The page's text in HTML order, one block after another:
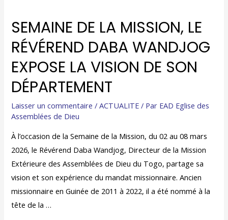
SEMAINE DE LA MISSION, LE
RÉVÉREND DABA WANDJOG
EXPOSE LA VISION DE SON
DÉPARTEMENT
Laisser un commentaire /ACTUALITE / Par EAD Eglise des
Assemblées de Dieu
À l’occasion de la Semaine de la Mission, du 02 au 08 mars
2026, le Révérend Daba Wandjog, Directeur de la Mission
Extérieure des Assemblées de Dieu du Togo, partage sa
vision et son expérience du mandat missionnaire. Ancien
missionnaire en Guinée de 2011 à 2022, il a été nommé à la
tête de la …